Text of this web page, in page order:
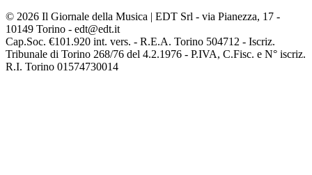
© 2026 Il Giornale della Musica | EDT Srl - via Pianezza, 17 -
10149 Torino - edt@edt.it
Cap.Soc. €101.920 int. vers. - R.E.A. Torino 504712 - Iscriz.
Tribunale di Torino 268/76 del 4.2.1976 - P.IVA, C.Fisc. e N° iscriz.
R.I. Torino 01574730014